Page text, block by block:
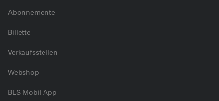
Abonnemente
Billette
Verkaufsstellen
Webshop
BLS Mobil App